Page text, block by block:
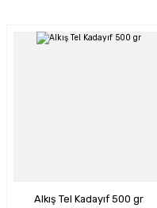
Alkış Tel Kadayıf 500 gr